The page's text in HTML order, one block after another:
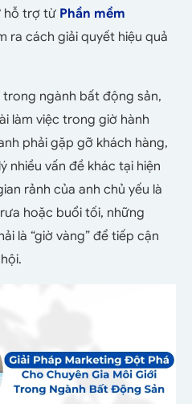
hỗ trợ từ Phần mềm
ra cách giải quyết hiệu quả
ngành bất động sản,
làm việc trong giờ hành
phải gặp gỡ khách hàng,
nhiều vấn đề khác tại hiện
rảnh của anh chủ yếu là
hoặc buổi tối, những
là “giờ vàng” để tiếp cận